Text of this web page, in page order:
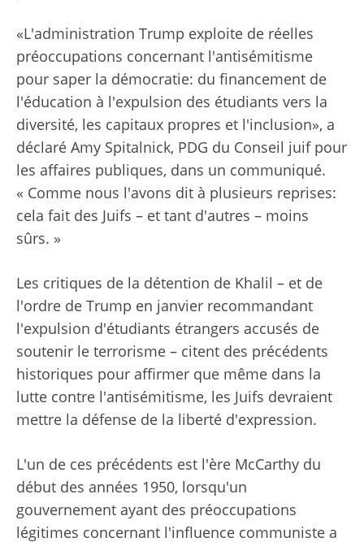
«L'administration Trump exploite de réelles
préoccupations concernant l'antisémitisme
pour saper la démocratie: du financement de
l'éducation à l'expulsion des étudiants vers la
diversité, les capitaux propres et l'inclusion», a
déclaré Amy Spitalnick, PDG du Conseil juif pour
les affaires publiques, dans un communiqué.
« Comme nous l'avons dit à plusieurs reprises:
cela fait des Juifs – et tant d'autres – moins
sûrs. »
Les critiques de la détention de Khalil – et de
l'ordre de Trump en janvier recommandant
l'expulsion d'étudiants étrangers accusés de
soutenir le terrorisme – citent des précédents
historiques pour affirmer que même dans la
lutte contre l'antisémitisme, les Juifs devraient
mettre la défense de la liberté d'expression.
L'un de ces précédents est l'ère McCarthy du
début des années 1950, lorsqu'un
gouvernement ayant des préoccupations
légitimes concernant l'influence communiste a